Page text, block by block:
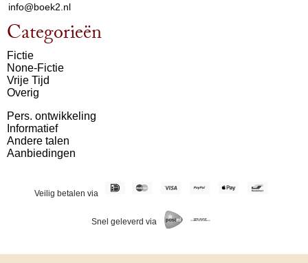
info@boek2.nl
Categorieën
Fictie
None-Fictie
Vrije Tijd
Overig
Pers. ontwikkeling
Informatief
Andere talen
Aanbiedingen
Veilig betalen via
Snel geleverd via